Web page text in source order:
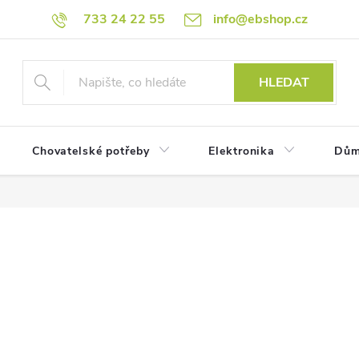
733 24 22 55 info@ebshop.cz
HLEDAT
Chovatelské potřeby Elektronika